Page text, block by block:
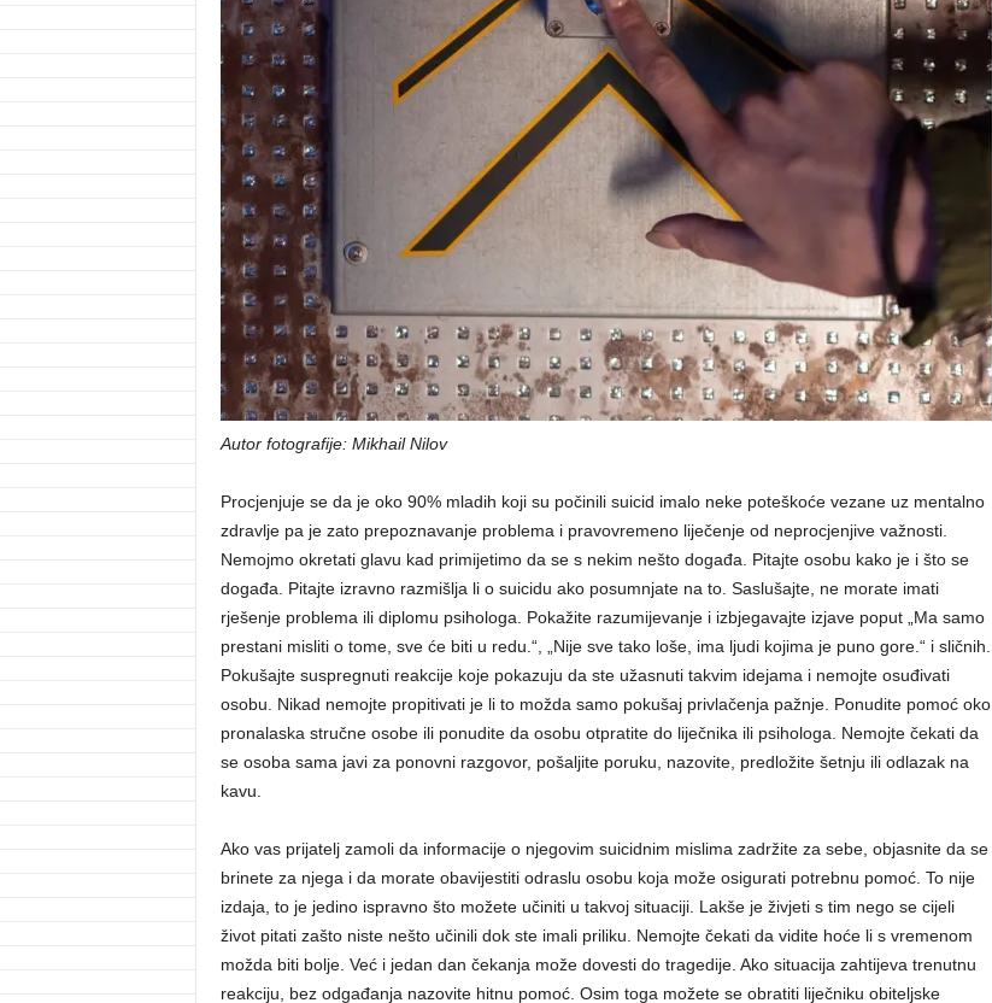
Autor fotografije: Mikhail Nilov
Procjenjuje se da je oko 90% mladih koji su počinili suicid imalo neke poteškoće vezane uz mentalno
zdravlje pa je zato prepoznavanje problema i pravovremeno liječenje od neprocjenjive važnosti.
Nemojmo okretati glavu kad primijetimo da se s nekim nešto događa. Pitajte osobu kako je i što se
događa. Pitajte izravno razmišlja li o suicidu ako posumnjate na to. Saslušajte, ne morate imati
rješenje problema ili diplomu psihologa. Pokažite razumijevanje i izbjegavajte izjave poput „Ma samo
prestani misliti o tome, sve će biti u redu.“, „Nije sve tako loše, ima ljudi kojima je puno gore.“ i sličnih.
Pokušajte suspregnuti reakcije koje pokazuju da ste užasnuti takvim idejama i nemojte osuđivati
osobu. Nikad nemojte propitivati je li to možda samo pokušaj privlačenja pažnje. Ponudite pomoć oko
pronalaska stručne osobe ili ponudite da osobu otpratite do liječnika ili psihologa. Nemojte čekati da
se osoba sama javi za ponovni razgovor, pošaljite poruku, nazovite, predložite šetnju ili odlazak na
kavu.
Ako vas prijatelj zamoli da informacije o njegovim suicidnim mislima zadržite za sebe, objasnite da se
brinete za njega i da morate obavijestiti odraslu osobu koja može osigurati potrebnu pomoć. To nije
izdaja, to je jedino ispravno što možete učiniti u takvoj situaciji. Lakše je živjeti s tim nego se cijeli
život pitati zašto niste nešto učinili dok ste imali priliku. Nemojte čekati da vidite hoće li s vremenom
možda biti bolje. Već i jedan dan čekanja može dovesti do tragedije. Ako situacija zahtijeva trenutnu
reakciju, bez odgađanja nazovite hitnu pomoć. Osim toga možete se obratiti liječniku obiteljske